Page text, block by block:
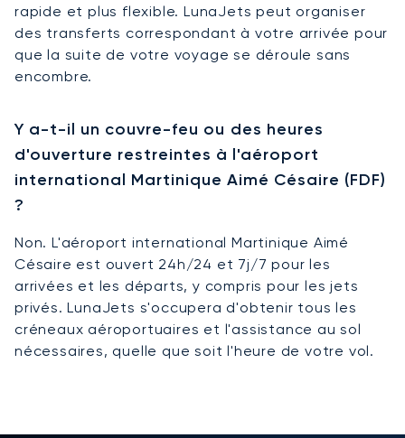
rapide et plus flexible. LunaJets peut organiser
des transferts correspondant à votre arrivée pour
que la suite de votre voyage se déroule sans
encombre.
Y a-t-il un couvre-feu ou des heures
d'ouverture restreintes à l'aéroport
international Martinique Aimé Césaire (FDF)
?
Non. L'aéroport international Martinique Aimé
Césaire est ouvert 24h/24 et 7j/7 pour les
arrivées et les départs, y compris pour les jets
privés. LunaJets s'occupera d'obtenir tous les
créneaux aéroportuaires et l'assistance au sol
nécessaires, quelle que soit l'heure de votre vol.